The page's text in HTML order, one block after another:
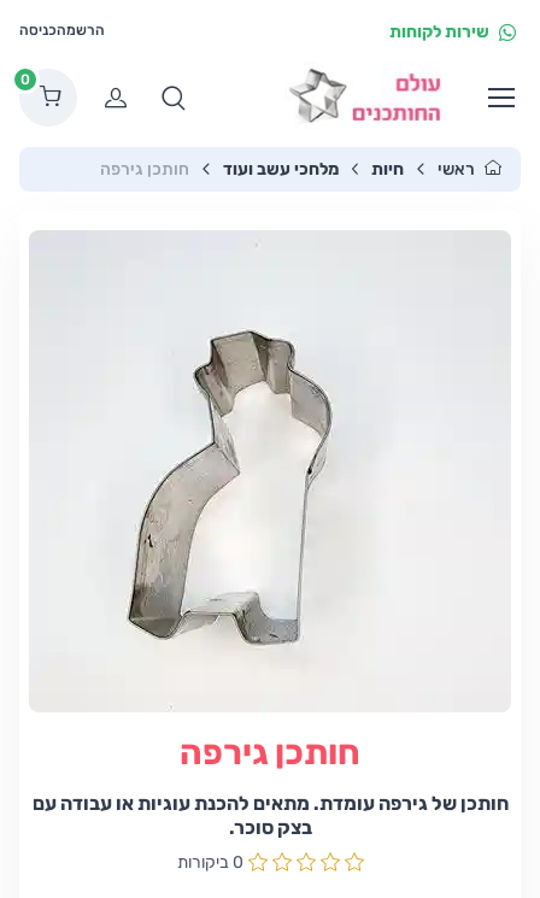
שירות לקוחות הרשמהכניסה
הרשמה
0
ראשי חיות מלחכי עשב ועוד חותכן גירפה
חותכן גירפה
חותכן של גירפה עומדת. מתאים להכנת עוגיות או עבודה עם
בצק סוכר.
0 ביקורות